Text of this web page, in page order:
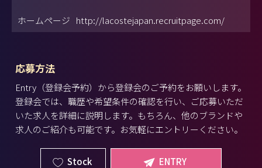
ホームページ http://lacostejapan.recruitpage.com/
応募方法
Entry（登録会予約）から登録会のご予約をお願いします。
登録会では、職歴や希望条件の確認を行い、ご応募いただ
いた求人を詳細に説明します。もちろん、他のブランドや
求人のご紹介も可能です。お気軽にエントリーください。
Stock ENTRY